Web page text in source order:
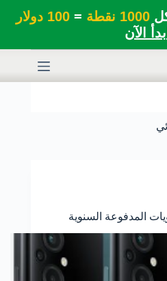
كل1000 نقطة =100 دولار
ابدأ الآن
المدفوعة السنوية